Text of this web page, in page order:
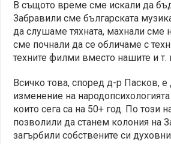
В същото време сме искали да
Забравили сме българската
да слушаме тяхната, махнали сме
сме почнали да се обличаме с
техните филми вместо нашите и т.
Всичко това, според д-р Пасков,
изменение на
които сега са на 50+ год. По този
позволили да станем колония на
загърбили собствените си